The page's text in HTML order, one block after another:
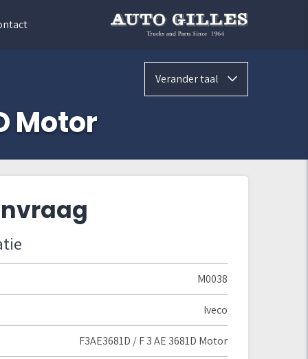
Verander taal
Motor
M0038
Iveco
F3AE3681D / F 3 AE 3681D Motor